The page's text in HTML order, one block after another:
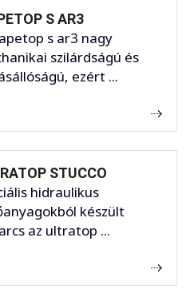
S AR3
s ar3 nagy
szilárdságú és
ezért ...
STUCCO
hidraulikus
készült
az ultratop ...